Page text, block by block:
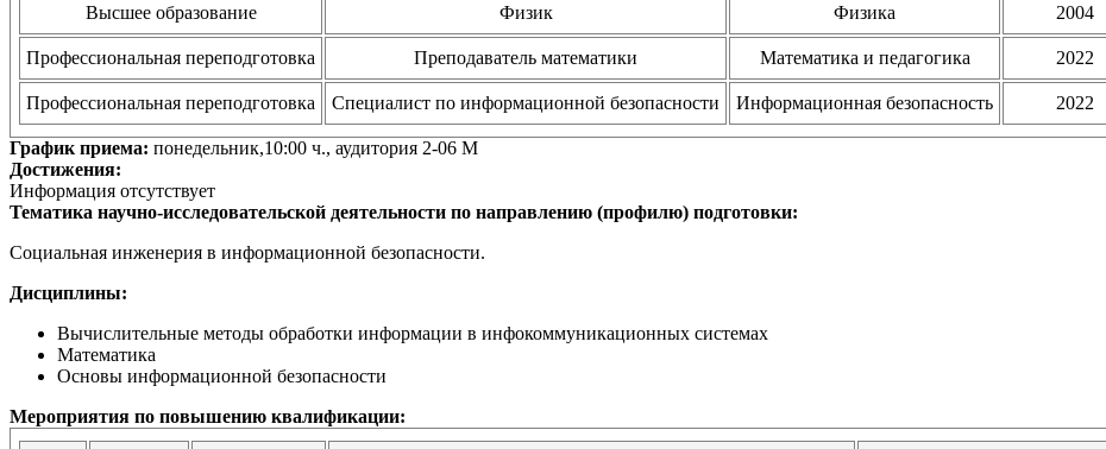
Высшее образование Физик Физика 2004
Профессиональная переподготовка Преподаватель математики Математика и педагогика 2022
Профессиональная переподготовка Специалист по информационной безопасности Информационная безопасность 2022
График приема: понедельник,10:00 ч., аудитория 2-06 М
Достижения:
Информация отсутствует
Тематика научно-исследовательской деятельности по направлению (профилю) подготовки:
Социальная инженерия в информационной безопасности.
Дисциплины:
Вычислительные методы обработки информации в инфокоммуникационных системах
Математика
Основы информационной безопасности
Мероприятия по повышению квалификации: